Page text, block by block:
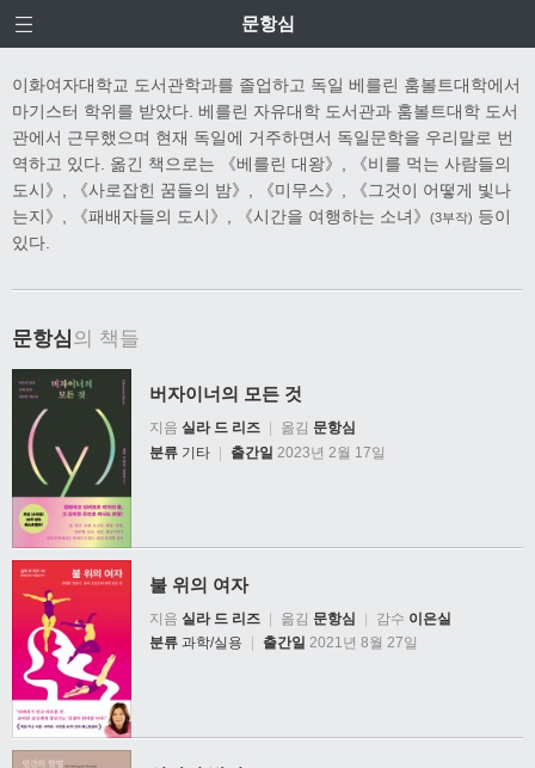
문항심
이화여자대학교 도서관학과를 졸업하고 독일 베를린 훔볼트대학에서
마기스터 학위를 받았다. 베를린 자유대학 도서관과 훔볼트대학 도서
관에서 근무했으며 현재 독일에 거주하면서 독일문학을 우리말로 번
역하고 있다. 옮긴 책으로는 《베를린 대왕》, 《비를 먹는 사람들의
도시》, 《사로잡힌 꿈들의 밤》, 《미무스》, 《그것이 어떻게 빛나
는지》, 《패배자들의 도시》, 《시간을 여행하는 소녀》
(3부작) 등이
있다.
문항심의 책들
버자이너의 모든 것
지음 실라 드 리즈 옮김 문항심
분류 기타 출간일 2023년 2월 17일
불 위의 여자
지음 실라 드 리즈 | 옮김 문항심 | 감수 이은실
분류 과학/실용 출간일 2021년 8월 27일